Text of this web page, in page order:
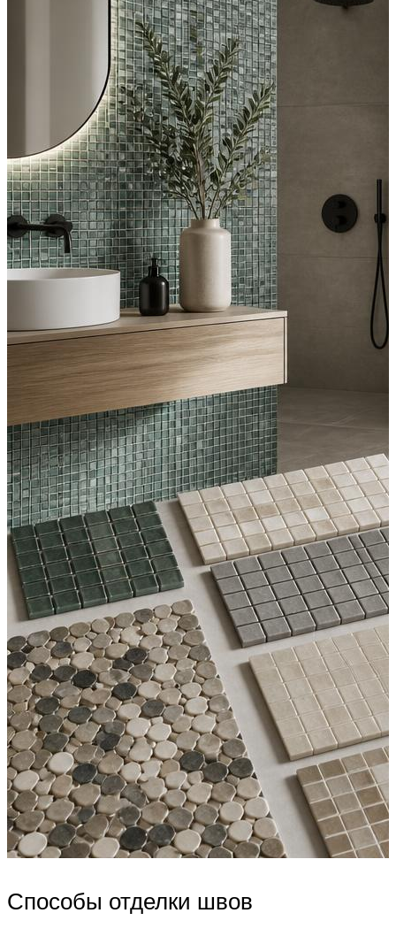
Способы отделки швов